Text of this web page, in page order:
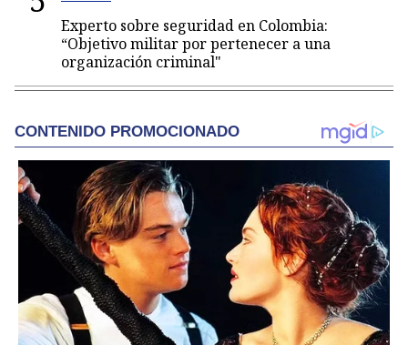
Experto sobre seguridad en Colombia:
“Objetivo militar por pertenecer a una
organización criminal"